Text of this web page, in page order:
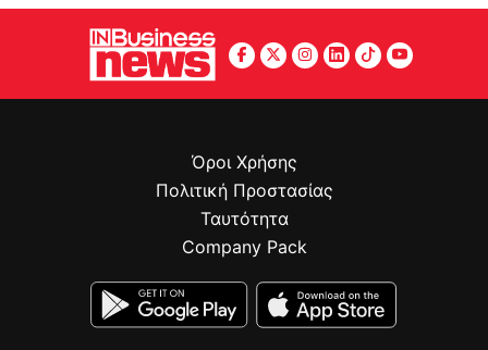
Όροι Χρήσης
Πολιτική Προστασίας
Ταυτότητα
Company Pack